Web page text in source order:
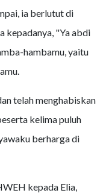
ia berlutut di
kepadanya, "Ya abdi
hambamu, yaitu
telah menghabiskan
kelima puluh
berharga di
kepada Elia,